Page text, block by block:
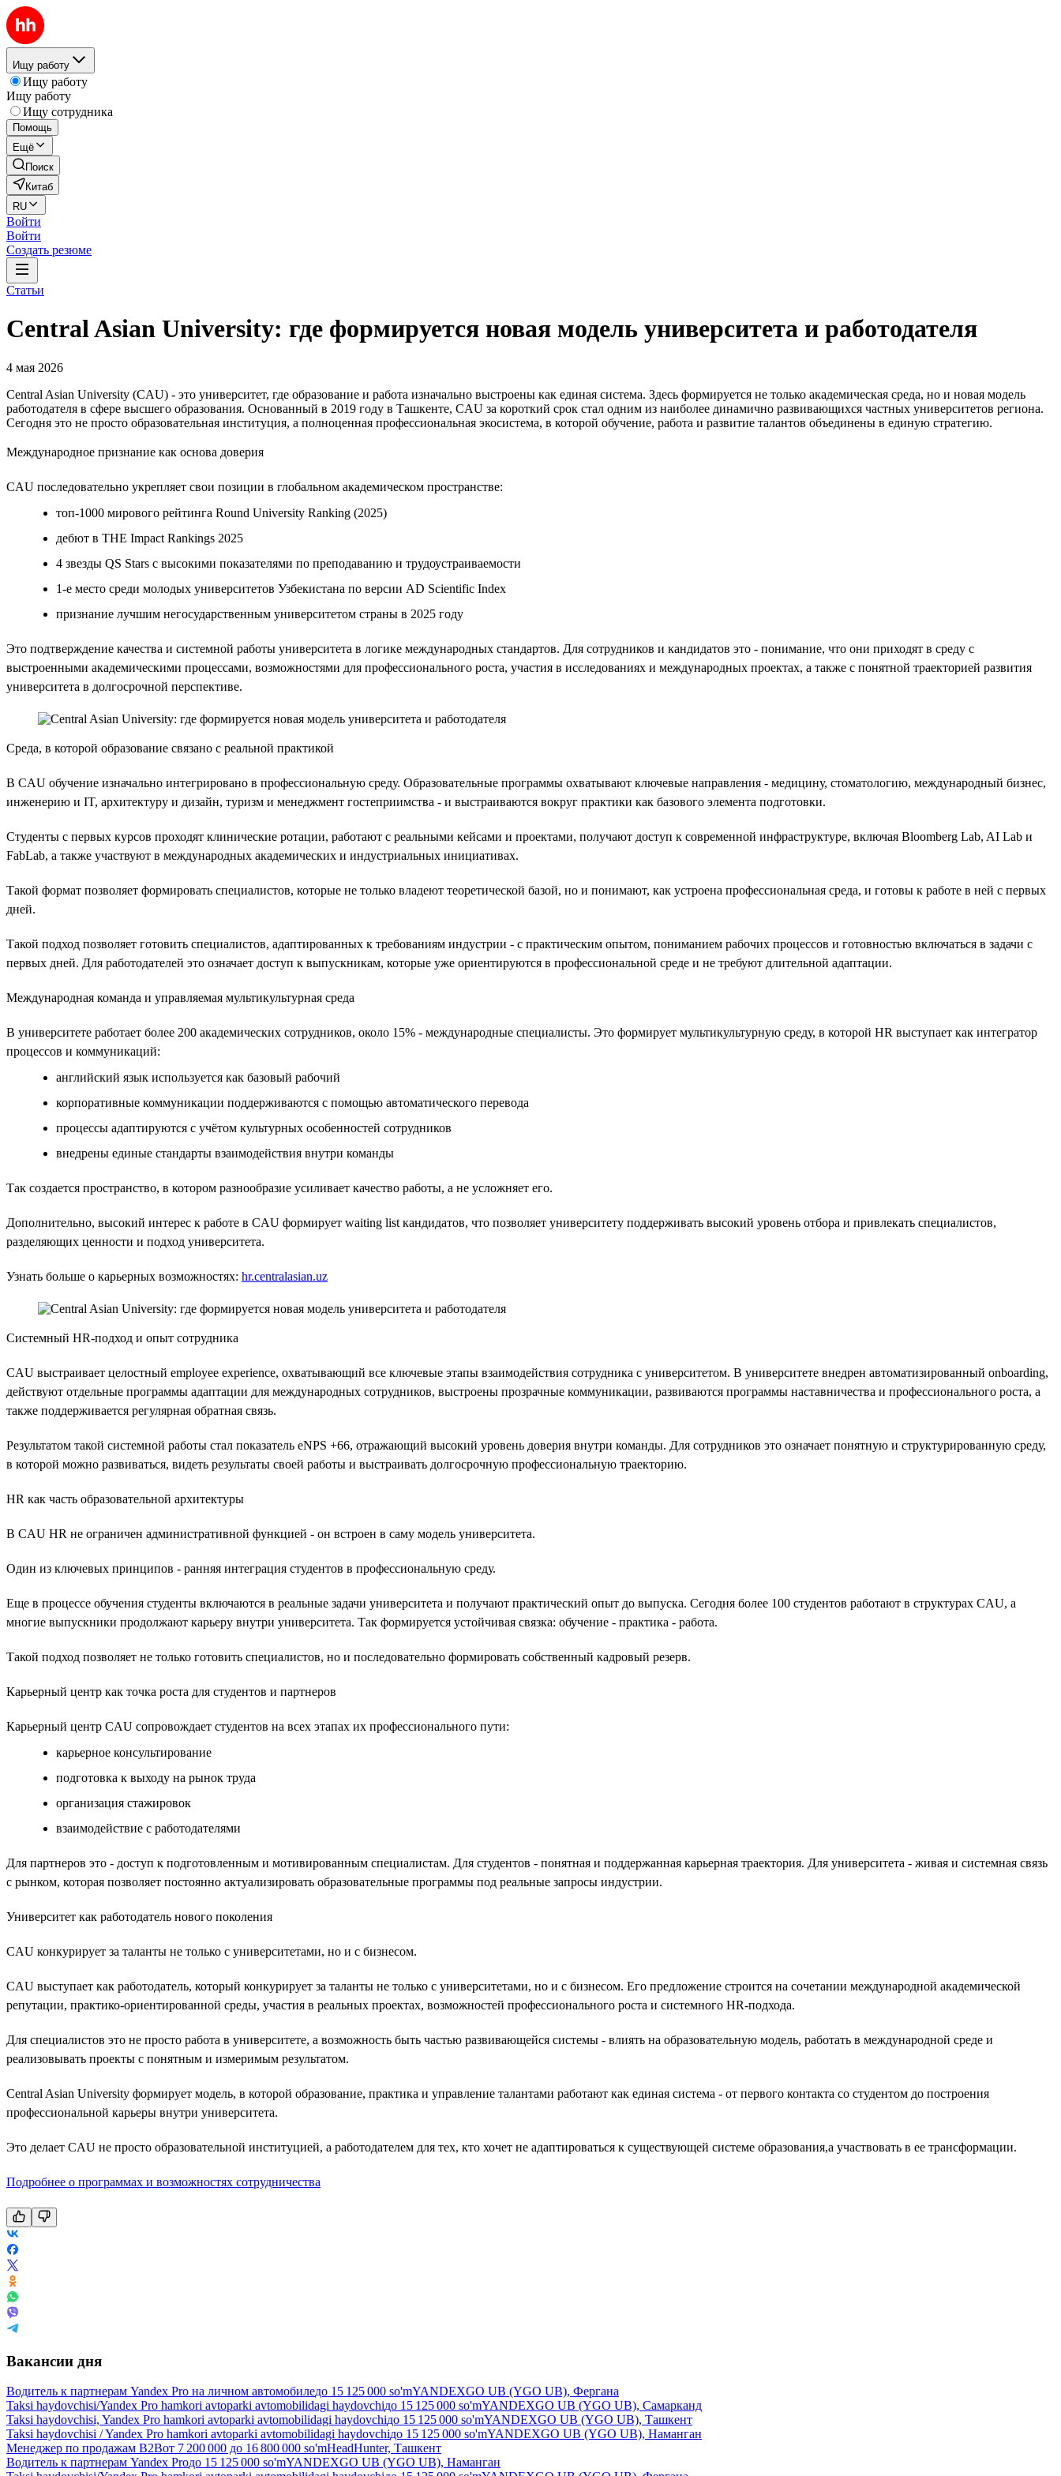
Ищу работу
Ищу работу
Ищу работу
Ищу сотрудника
Помощь
Ещё
Поиск
Китаб
RU
Войти
Войти
Создать резюме
Статьи
Central Asian University: где формируется новая модель университета и работодателя
4 мая 2026
Central Asian University (CAU) - это университет, где образование и работа изначально выстроены как единая система. Здесь формируется не только академическая среда, но и новая модель
работодателя в сфере высшего образования. Основанный в 2019 году в Ташкенте, CAU за короткий срок стал одним из наиболее динамично развивающихся частных университетов региона.
Сегодня это не просто образовательная институция, а полноценная профессиональная экосистема, в которой обучение, работа и развитие талантов объединены в единую стратегию.
Международное признание как основа доверия
CAU последовательно укрепляет свои позиции в глобальном академическом пространстве:
топ-1000 мирового рейтинга Round University Ranking (2025)
дебют в THE Impact Rankings 2025
4 звезды QS Stars с высокими показателями по преподаванию и трудоустраиваемости
1-е место среди молодых университетов Узбекистана по версии AD Scientific Index
признание лучшим негосударственным университетом страны в 2025 году
Это подтверждение качества и системной работы университета в логике международных стандартов. Для сотрудников и кандидатов это - понимание, что они приходят в среду с
выстроенными академическими процессами, возможностями для профессионального роста, участия в исследованиях и международных проектах, а также с понятной траекторией развития
университета в долгосрочной перспективе.
Среда, в которой образование связано с реальной практикой
В CAU обучение изначально интегрировано в профессиональную среду. Образовательные программы охватывают ключевые направления - медицину, стоматологию, международный бизнес,
инженерию и IT, архитектуру и дизайн, туризм и менеджмент гостеприимства - и выстраиваются вокруг практики как базового элемента подготовки.
Студенты с первых курсов проходят клинические ротации, работают с реальными кейсами и проектами, получают доступ к современной инфраструктуре, включая Bloomberg Lab, AI Lab и
FabLab, а также участвуют в международных академических и индустриальных инициативах.
Такой формат позволяет формировать специалистов, которые не только владеют теоретической базой, но и понимают, как устроена профессиональная среда, и готовы к работе в ней с первых
дней.
Такой подход позволяет готовить специалистов, адаптированных к требованиям индустрии - с практическим опытом, пониманием рабочих процессов и готовностью включаться в задачи с
первых дней. Для работодателей это означает доступ к выпускникам, которые уже ориентируются в профессиональной среде и не требуют длительной адаптации.
Международная команда и управляемая мультикультурная среда
В университете работает более 200 академических сотрудников, около 15% - международные специалисты. Это формирует мультикультурную среду, в которой HR выступает как интегратор
процессов и коммуникаций:
английский язык используется как базовый рабочий
корпоративные коммуникации поддерживаются с помощью автоматического перевода
процессы адаптируются с учётом культурных особенностей сотрудников
внедрены единые стандарты взаимодействия внутри команды
Так создается пространство, в котором разнообразие усиливает качество работы, а не усложняет его.
Дополнительно, высокий интерес к работе в CAU формирует waiting list кандидатов, что позволяет университету поддерживать высокий уровень отбора и привлекать специалистов,
разделяющих ценности и подход университета.
Узнать больше о карьерных возможностях: hr.centralasian.uz
Системный HR-подход и опыт сотрудника
CAU выстраивает целостный employee experience, охватывающий все ключевые этапы взаимодействия сотрудника с университетом. В университете внедрен автоматизированный onboarding,
действуют отдельные программы адаптации для международных сотрудников, выстроены прозрачные коммуникации, развиваются программы наставничества и профессионального роста, а
также поддерживается регулярная обратная связь.
Результатом такой системной работы стал показатель eNPS +66, отражающий высокий уровень доверия внутри команды. Для сотрудников это означает понятную и структурированную среду,
в которой можно развиваться, видеть результаты своей работы и выстраивать долгосрочную профессиональную траекторию.
HR как часть образовательной архитектуры
В CAU HR не ограничен административной функцией - он встроен в саму модель университета.
Один из ключевых принципов - ранняя интеграция студентов в профессиональную среду.
Еще в процессе обучения студенты включаются в реальные задачи университета и получают практический опыт до выпуска. Сегодня более 100 студентов работают в структурах CAU, а
многие выпускники продолжают карьеру внутри университета. Так формируется устойчивая связка: обучение - практика - работа.
Такой подход позволяет не только готовить специалистов, но и последовательно формировать собственный кадровый резерв.
Карьерный центр как точка роста для студентов и партнеров
Карьерный центр CAU сопровождает студентов на всех этапах их профессионального пути:
карьерное консультирование
подготовка к выходу на рынок труда
организация стажировок
взаимодействие с работодателями
Для партнеров это - доступ к подготовленным и мотивированным специалистам. Для студентов - понятная и поддержанная карьерная траектория. Для университета - живая и системная связь
с рынком, которая позволяет постоянно актуализировать образовательные программы под реальные запросы индустрии.
Университет как работодатель нового поколения
CAU конкурирует за таланты не только с университетами, но и с бизнесом.
CAU выступает как работодатель, который конкурирует за таланты не только с университетами, но и с бизнесом. Его предложение строится на сочетании международной академической
репутации, практико-ориентированной среды, участия в реальных проектах, возможностей профессионального роста и системного HR-подхода.
Для специалистов это не просто работа в университете, а возможность быть частью развивающейся системы - влиять на образовательную модель, работать в международной среде и
реализовывать проекты с понятным и измеримым результатом.
Central Asian University формирует модель, в которой образование, практика и управление талантами работают как единая система - от первого контакта со студентом до построения
профессиональной карьеры внутри университета.
Это делает CAU не просто образовательной институцией, а работодателем для тех, кто хочет не адаптироваться к существующей системе образования,а участвовать в ее трансформации.
Подробнее о программах и возможностях сотрудничества
Вакансии дня
Водитель к партнерам Yandex Pro на личном автомобиледо 15 125 000 so'mYANDEXGO UB (YGO UB), Фергана
Taksi haydovchisi/Yandex Pro hamkori avtoparki avtomobilidagi haydovchiдо 15 125 000 so'mYANDEXGO UB (YGO UB), Самарканд
Taksi haydovchisi, Yandex Pro hamkori avtoparki avtomobilidagi haydovchiдо 15 125 000 so'mYANDEXGO UB (YGO UB), Ташкент
Taksi haydovchisi / Yandex Pro hamkori avtoparki avtomobilidagi haydovchiдо 15 125 000 so'mYANDEXGO UB (YGO UB), Наманган
Менеджер по продажам B2Bот 7 200 000 до 16 800 000 so'mHeadHunter, Ташкент
Водитель к партнерам Yandex Proдо 15 125 000 so'mYANDEXGO UB (YGO UB), Наманган